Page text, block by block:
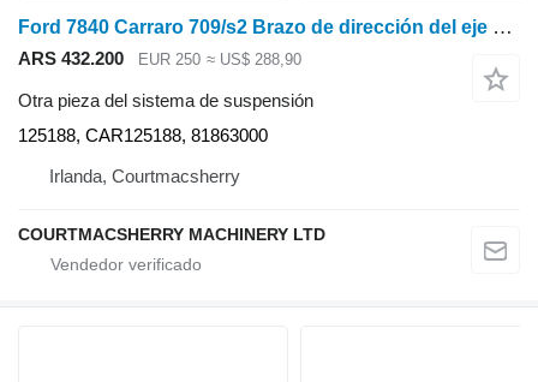
Ford 7840 Carraro 709/s2 Brazo de dirección del eje delantero 125188, Car125188, 8 para tractor de ruedas
ARS 432.200 EUR 250 ≈ US$ 288,90
Otra pieza del sistema de suspensión
125188, CAR125188, 81863000
Irlanda, Courtmacsherry
COURTMACSHERRY MACHINERY LTD